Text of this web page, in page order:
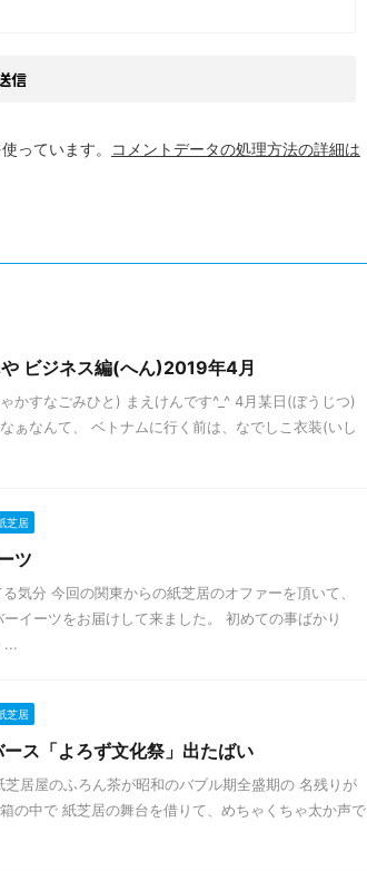
っています。
コメントデータの処理方法の詳細は
ビジネス編(へん)2019年4月
かすなごみひと) まえけんです^_^ 4月某日(ぼうじつ)
ぁなんて、 ベトナムに行く前は、なでしこ衣装(いし
芝居
ツ
気分 今回の関東からの紙芝居のオファーを頂いて、
イーツをお届けして来ました。 初めての事ばかり
...
芝居
ス「よろず文化祭」出たばい
居屋のふろん茶が昭和のバブル期全盛期の 名残りが
の中で 紙芝居の舞台を借りて、めちゃくちゃ太か声で